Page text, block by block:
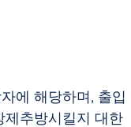
에 해당하며, 출입
제추방시킬지 대한